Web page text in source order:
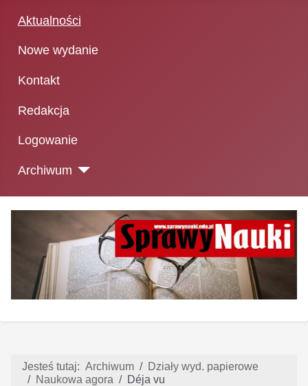
Aktualności
Nowe wydanie
Kontakt
Redakcja
Logowanie
Archiwum
Jesteś tutaj: Archiwum
Działy wyd. papierowe
Naukowa agora
Déja vu